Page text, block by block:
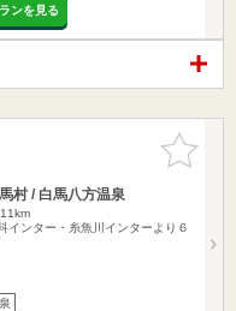
ンを見る
お気に入
りに追加
村 / 白馬八方温泉
インター・糸魚川インターより６